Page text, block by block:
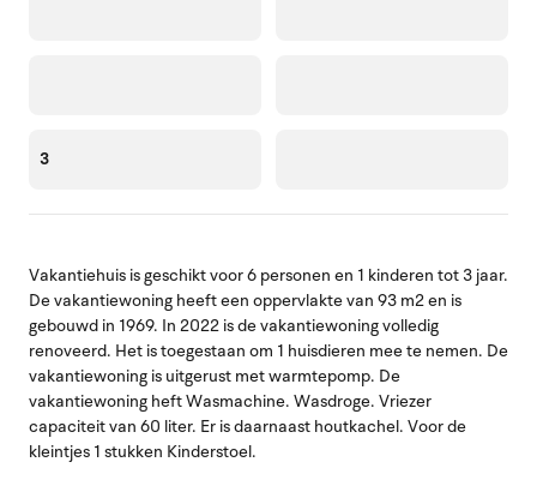
3
Vakantiehuis is geschikt voor 6 personen en 1 kinderen tot 3 jaar.
De vakantiewoning heeft een oppervlakte van 93 m2 en is
gebouwd in 1969. In 2022 is de vakantiewoning volledig
renoveerd. Het is toegestaan om 1 huisdieren mee te nemen. De
vakantiewoning is uitgerust met warmtepomp. De
vakantiewoning heft Wasmachine. Wasdroge. Vriezer
capaciteit van 60 liter. Er is daarnaast houtkachel. Voor de
kleintjes 1 stukken Kinderstoel.